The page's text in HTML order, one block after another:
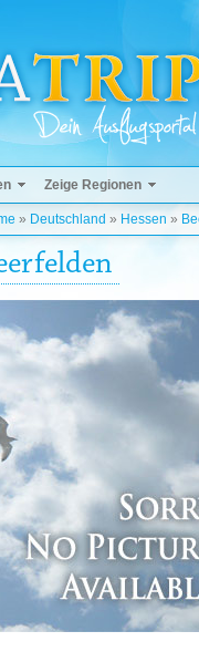
Zeige Regionen
» Deutschland » Hessen »